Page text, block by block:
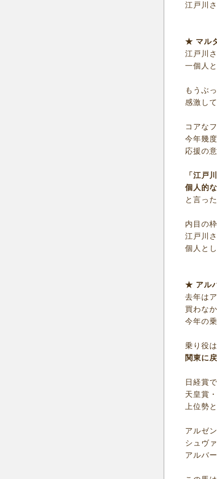
江戸川
★ マル
江戸川
一個人
もうぶ
感激し
コアな
今年幾
応援の
「江戸
個人的
と言っ
内目の
江戸川
個人と
★ アル
去年は
買わな
今年の
乗り役
関東に
日経賞
天皇賞
上位勢
アルゼ
シュヴ
アルバ